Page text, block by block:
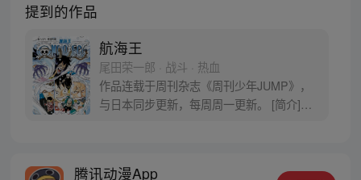
提到的作品
航海王
尾田荣一郎 · 战斗 · 热血
作品连载于周刊杂志《周刊少年JUMP》，
与日本同步更新，每周周一更新。 [简介]有
腾讯动漫App